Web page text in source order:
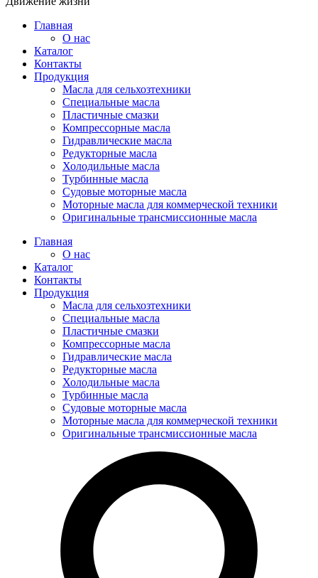
Главная
О нас
Каталог
Контакты
Продукция
Масла для сельхозтехники
Специальные масла
Пластичные смазки
Компрессорные масла
Гидравлические масла
Редукторные масла
Холодильные масла
Турбинные масла
Судовые моторные масла
Моторные масла для коммерческой техники
Оригинальные трансмиссионные масла
Главная
О нас
Каталог
Контакты
Продукция
Масла для сельхозтехники
Специальные масла
Пластичные смазки
Компрессорные масла
Гидравлические масла
Редукторные масла
Холодильные масла
Турбинные масла
Судовые моторные масла
Моторные масла для коммерческой техники
Оригинальные трансмиссионные масла